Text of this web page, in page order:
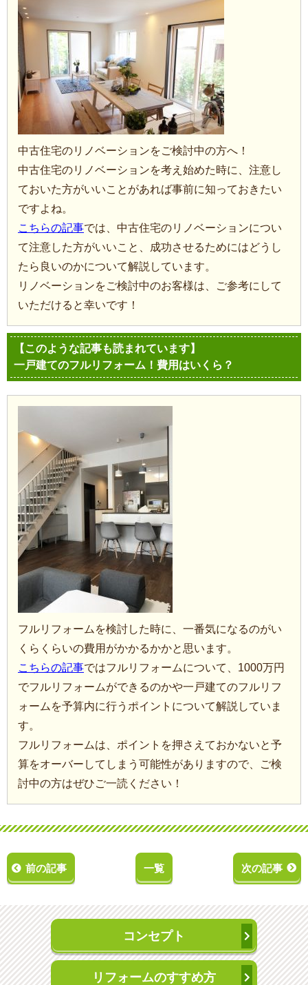
中古住宅のリノベーションをご検討中の方へ！
中古住宅のリノベーションを考え始めた時に、注意し
ておいた方がいいことがあれば事前に知っておきたい
ですよね。
こちらの記事では、中古住宅のリノベーションについ
て注意した方がいいこと、成功させるためにはどうし
たら良いのかについて解説しています。
リノベーションをご検討中のお客様は、ご参考にして
いただけると幸いです！
【このような記事も読まれています】
一戸建てのフルリフォーム！費用はいくら？
フルリフォームを検討した時に、一番気になるのがい
くらくらいの費用がかかるかかと思います。
こちらの記事ではフルリフォームについて、1000万円
でフルリフォームができるのかや一戸建てのフルリフ
ォームを予算内に行うポイントについて解説していま
す。
フルリフォームは、ポイントを押さえておかないと予
算をオーバーしてしまう可能性がありますので、ご検
討中の方はぜひご一読ください！
前の記事 一覧 次の記事
コンセプト
リフォームのすすめ方